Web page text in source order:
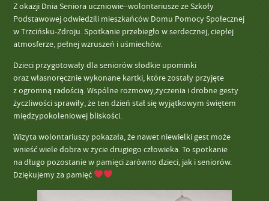
Z okazji Dnia Seniora uczniowie–wolontariusze ze Szkoły
Podstawowej odwiedzili mieszkańców Domu Pomocy Społecznej
w Trzcińsku-Zdroju. Spotkanie przebiegło w serdecznej, ciepłej
atmosferze, pełnej wzruszeń i uśmiechów.
Dzieci przygotowały dla seniorów słodkie upominki
oraz własnoręcznie wykonane kartki, które zostały przyjęte
z ogromną radością. Wspólne rozmowy,życzenia i drobne gesty
życzliwości sprawiły, że ten dzień stał się wyjątkowym świętem
międzypokoleniowej bliskości.
Wizyta wolontariuszy pokazała, że nawet niewielki gest może
wnieść wiele dobra w życie drugiego człowieka. To spotkanie
na długo pozostanie w pamięci zarówno dzieci, jak i seniorów.
Dziękujemy za pamięć